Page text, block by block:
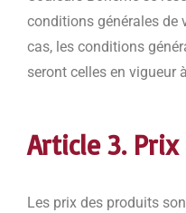
conditions générales de
cas, les conditions
seront celles en vigueur
Article 3. Prix
Les prix des produits